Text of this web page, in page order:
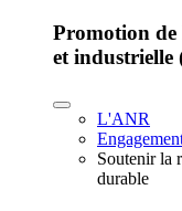
Promotion de
et industrielle
L'ANR
Soutenir la
durable